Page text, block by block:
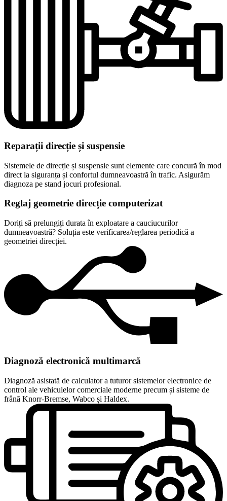
Reparații direcție și suspensie
Sistemele de direcție și suspensie sunt elemente care concură în mod
direct la siguranța și confortul dumneavoastră în trafic. Asigurăm
diagnoza pe stand jocuri profesional.
Reglaj geometrie direcție computerizat
Doriți să prelungiți durata în exploatare a cauciucurilor
dumneavoastră? Soluția este verificarea/reglarea periodică a
geometriei direcției.
Diagnoză electronică multimarcă
Diagnoză asistată de calculator a tuturor sistemelor electronice de
control ale vehiculelor comerciale moderne precum și sisteme de
frână Knorr-Bremse, Wabco și Haldex.